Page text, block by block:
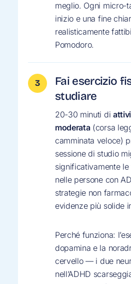
meglio. Ogni micro-
inizio e una fine
realisticamente
Pomodoro.
Fai esercizio
studiare
20-30 minuti di
moderata(corsa
camminata veloce)
sessione di studio
significativamente
nelle persone con
strategie non
evidenze più solide
Perché funziona:
dopamina e la
cervello — i due
nell’ADHD